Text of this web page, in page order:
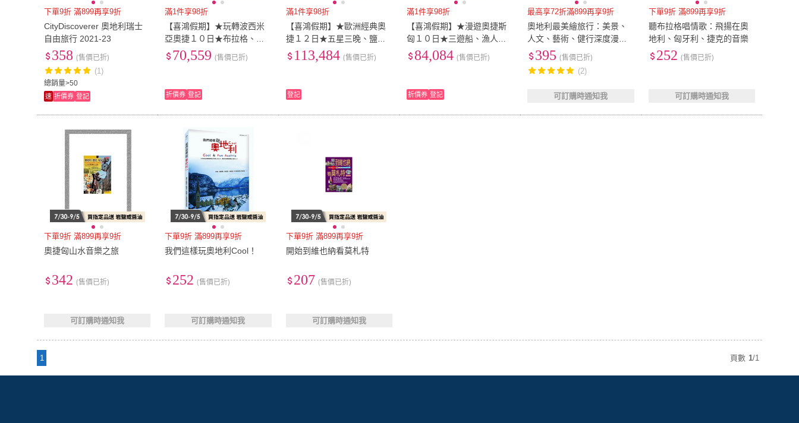
下單9折 滿899再享9折
CityDiscoverer 奧地利瑞士
自由旅行 2021-23
總銷量>50
358 (售價已折)
(1)
速 折價券 登記
滿1件享98折
【喜鴻假期】★玩轉波西米
亞奧捷１０日★布拉格、天
文鐘、哈斯塔特湖區、中世
紀表秀晚宴、維也納
70,559 (售價已折)
折價券 登記
滿1件享98折
【喜鴻假期】★歐洲經典奧
捷１２日★五星三晚、鹽
礦、遊船、熊布朗宮、哈修
塔特、庫倫諾夫、布拉格
113,484 (售價已折)
登記
滿1件享98折
【喜鴻假期】★漫遊奧捷斯
匈１０日★三遊船、漁人
堡、地下溶洞、布拉格城
堡、米其林推薦、庫倫諾夫
84,084 (售價已折)
折價券 登記
最高享72折滿899再享9折
奧地利最美繪旅行：美景、
人文、藝術、健行深度漫遊
給大人的完整自助攻略
395 (售價已折)
(2)
可訂購時通知我
下單9折 滿899再享9折
聽布拉格唱情歌：飛揚在奧
地利、匈牙利、捷克的音樂
252 (售價已折)
可訂購時通知我
下單9折 滿899再享9折
奧捷匈山水音樂之旅
342 (售價已折)
可訂購時通知我
下單9折 滿899再享9折
我們這樣玩奧地利Cool！
252 (售價已折)
可訂購時通知我
下單9折 滿899再享9折
開始到維也納看莫札特
207 (售價已折)
可訂購時通知我
1 頁數 1/1